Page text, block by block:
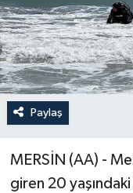
Paylaş
MERSİN (AA) -
giren 20
RÖPORTAJLAR
SAĞLIK
SİYASET
GÜNCEL
SPOR